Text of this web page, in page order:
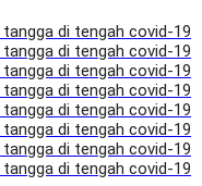
di tengah covid-19
di tengah covid-19
di tengah covid-19
di tengah covid-19
di tengah covid-19
di tengah covid-19
di tengah covid-19
di tengah covid-19